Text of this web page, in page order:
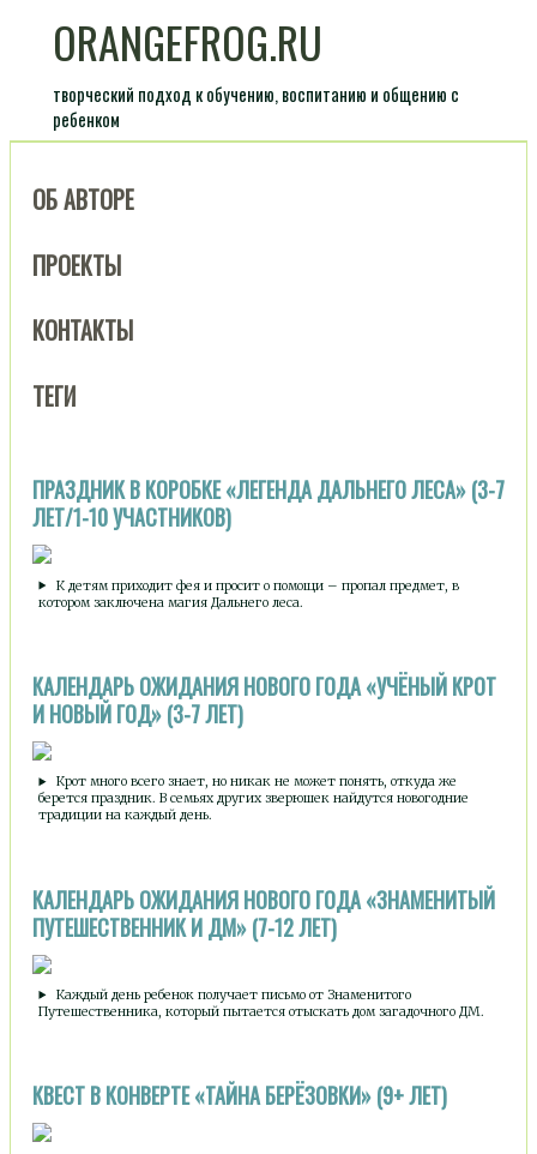
ORANGEFROG.RU
творческий подход к обучению, воспитанию и общению с
ребенком
ОБ АВТОРЕ
ПРОЕКТЫ
КОНТАКТЫ
ТЕГИ
ПРАЗДНИК В КОРОБКЕ «ЛЕГЕНДА ДАЛЬНЕГО ЛЕСА» (3-7
ЛЕТ/1-10 УЧАСТНИКОВ)
К детям приходит фея и просит о помощи – пропал предмет, в
котором заключена магия Дальнего леса.
КАЛЕНДАРЬ ОЖИДАНИЯ НОВОГО ГОДА «УЧЁНЫЙ КРОТ
И НОВЫЙ ГОД» (3-7 ЛЕТ)
Крот много всего знает, но никак не может понять, откуда же
берется праздник. В семьях других зверюшек найдутся новогодние
традиции на каждый день.
КАЛЕНДАРЬ ОЖИДАНИЯ НОВОГО ГОДА «ЗНАМЕНИТЫЙ
ПУТЕШЕСТВЕННИК И ДМ» (7-12 ЛЕТ)
Каждый день ребенок получает письмо от Знаменитого
Путешественника, который пытается отыскать дом загадочного ДМ.
КВЕСТ В КОНВЕРТЕ «ТАЙНА БЕРЁЗОВКИ» (9+ ЛЕТ)